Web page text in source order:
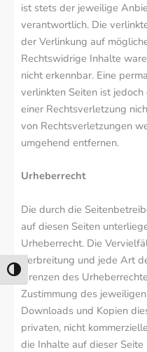
Umschalten auf hohe
ist stets der jeweilige
verantwortlich. Die
der Verlinkung auf
Rechtswidrige Inhalte
nicht erkennbar. Eine
verlinkten Seiten ist
einer Rechtsverletzung
von Rechtsverletzungen
umgehend entfernen.
Urheberrecht
Die durch die
auf diesen Seiten
Urheberrecht. Die
Verbreitung und jede Art
Grenzen des
Zustimmung des
Downloads und Kopien
privaten, nicht
die Inhalte auf dieser